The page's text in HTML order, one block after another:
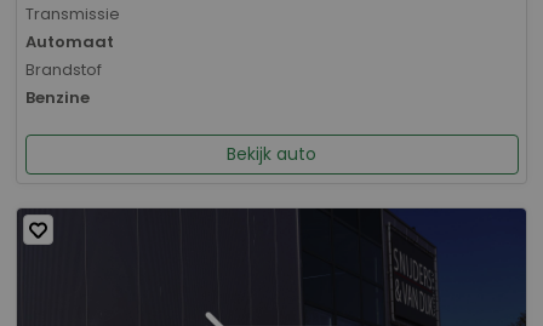
Transmissie
Automaat
Brandstof
Benzine
Bekijk auto